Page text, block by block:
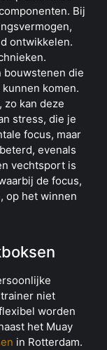
Bij
ontwikkelen.
bouwstenen die
komen.
kan deze
stress, die je
focus, maar
evenals
vechtsport is
de focus,
op het winnen
niet
worden
het Muay
in Rotterdam.